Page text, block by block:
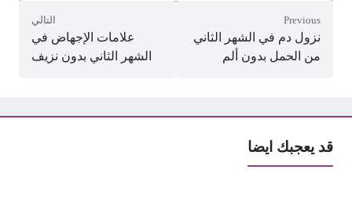
Previous
نزول دم في الشهر الثاني
من الحمل بدون ألم
التالي
علامات الإجهاض في
الشهر الثاني بدون نزيف
قد يعجبك ايضا